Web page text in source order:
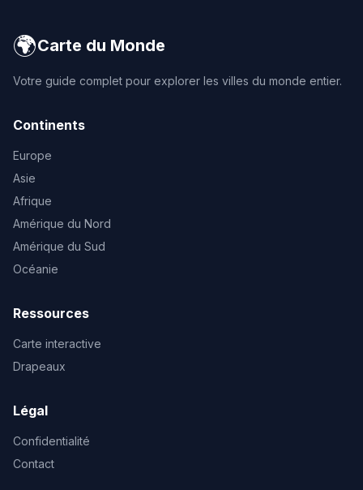
🌍Carte du Monde
Votre guide complet pour explorer les villes du monde entier.
Continents
Europe
Asie
Afrique
Amérique du Nord
Amérique du Sud
Océanie
Ressources
Carte interactive
Drapeaux
Légal
Confidentialité
Contact